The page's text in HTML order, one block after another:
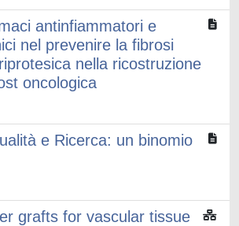
antinfiammatori e
nel prevenire la fibrosi
nella ricostruzione
oncologica
e Ricerca: un binomio
grafts for vascular tissue